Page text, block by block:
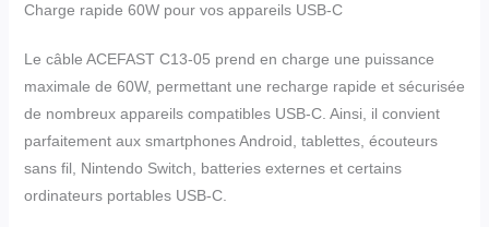
Charge rapide 60W pour vos appareils USB-C
Le câble ACEFAST C13-05 prend en charge une puissance
maximale de 60W, permettant une recharge rapide et sécurisée
de nombreux appareils compatibles USB-C. Ainsi, il convient
parfaitement aux smartphones Android, tablettes, écouteurs
sans fil, Nintendo Switch, batteries externes et certains
ordinateurs portables USB-C.